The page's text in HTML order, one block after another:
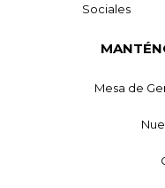
Sociales
Mesa de